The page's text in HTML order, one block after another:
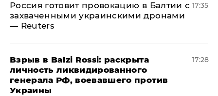
​Россия готовит провокацию в Балтии с
захваченными украинскими дронами
— Reuters
17:35
​Взрыв в Balzi Rossi: раскрыта
личность ликвидированного
генерала РФ, воевавшего против
Украины
17:28